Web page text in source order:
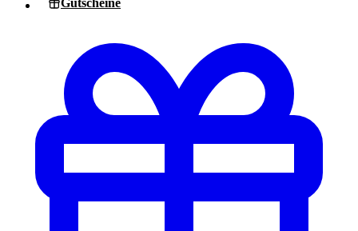
Gutscheine